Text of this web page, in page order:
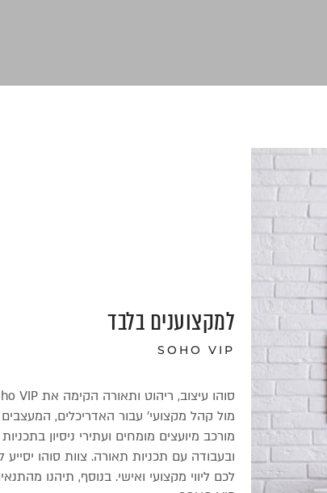
למקצוענים בלבד
SOHO VIP
מורכב מיועצים מומחים ועתירי ניסיון
ובעבודה עם תכניות תאורה. צוות סוהו יסייע
לכם ליווי מקצועי ואישי. בנוסף, תיהנו